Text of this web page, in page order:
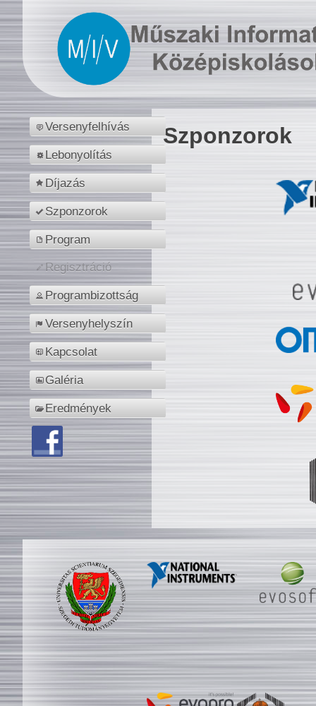
Versenyfelhívás
Lebonyolítás
Díjazás
Szponzorok
Program
Regisztráció
Programbizottság
Versenyhelyszín
Kapcsolat
Galéria
Eredmények
Szponzorok